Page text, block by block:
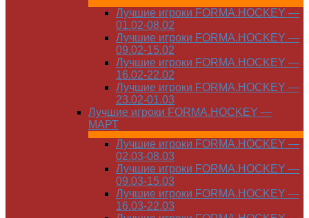
Лучшие игроки FORMA.HOCKEY —
01.02-08.02
Лучшие игроки FORMA.HOCKEY —
09.02-15.02
Лучшие игроки FORMA.HOCKEY —
16.02-22.02
Лучшие игроки FORMA.HOCKEY —
23.02-01.03
Лучшие игроки FORMA.HOCKEY —
МАРТ
Лучшие игроки FORMA.HOCKEY —
02.03-08.03
Лучшие игроки FORMA.HOCKEY —
09.03-15.03
Лучшие игроки FORMA.HOCKEY —
16.03-22.03